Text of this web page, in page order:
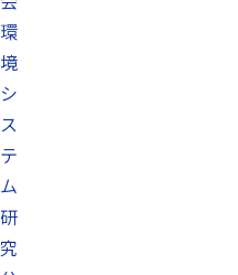
環
境
シ
ス
テ
ム
研
究